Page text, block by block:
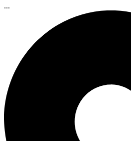
...